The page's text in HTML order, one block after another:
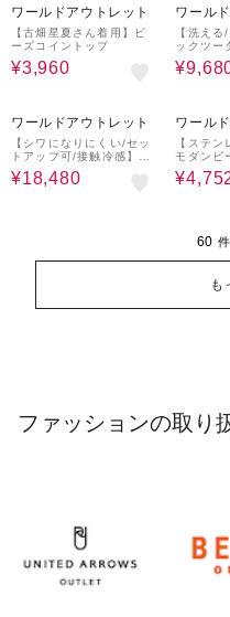
ワールドアウトレット
【古畑星夏さん着用】ビ
ーズコイントップ
¥3,960
ワール
【洗え
ックツー
ワールドアウトレット
【シワになりにくい/セッ
トアップ可/接触冷感】ハ
ーフスリーブジャケット
¥18,480
ワール
【ステン
モダンビ
60
も
ファッションの取り